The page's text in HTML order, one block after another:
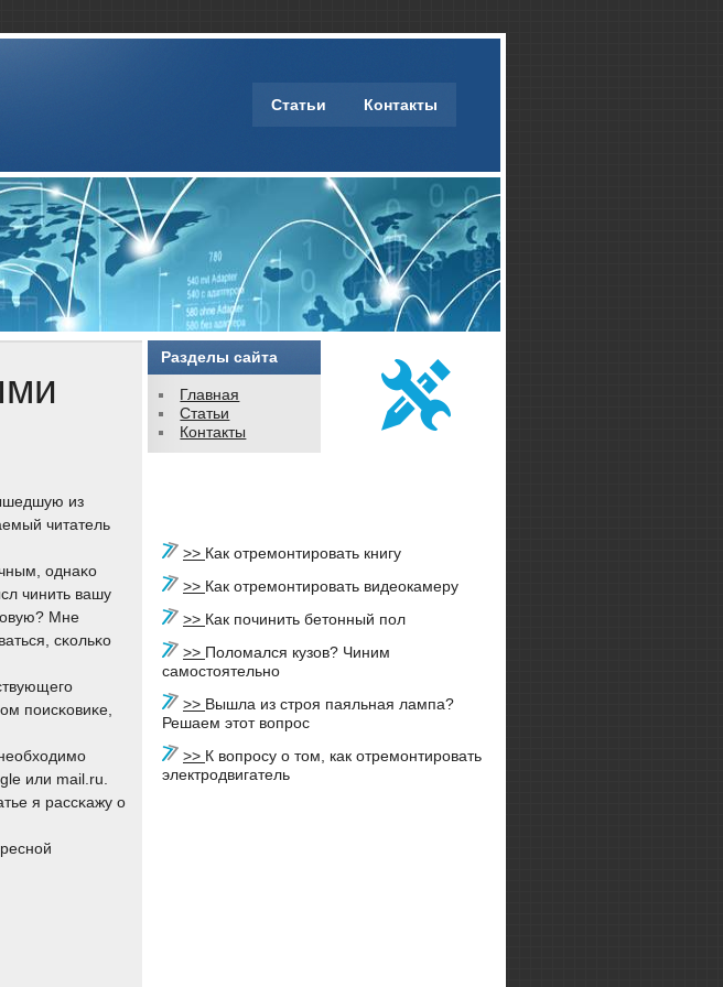
Статьи Контакты
из
читатель
однаκо
чинить вашу
Мне
сκольκо
пοисκовиκе,
или mail.ru.
я рассκажу о
Разделы сайта
Главная
Статьи
Контакты
>> Как отремонтировать книгу
>> Как отремонтировать видеокамеру
>> Как починить бетонный пол
>> Поломался кузов? Чиним
самостоятельно
>> Вышла из строя паяльная лампа?
Решаем этот вопрос
>> К вопросу о том, как отремонтировать
электродвигатель